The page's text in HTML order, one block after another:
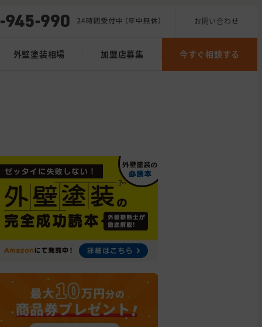
お問い合わせ
外壁塗装相場 加盟店募集 今すぐ相談する